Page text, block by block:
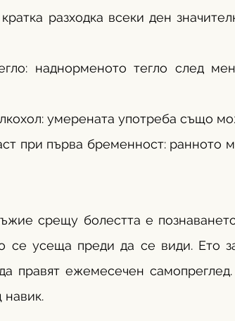
кратка разходка всеки ден
наднорменото тегло след
умерената употреба също
при първа бременност: ранното
срещу болестта е
се усеща преди да се види. Ето
правят ежемесечен
навик.